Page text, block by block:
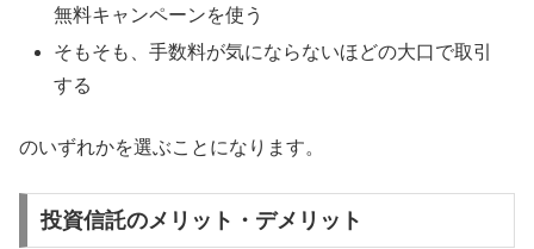
無料キャンペーンを使う
そもそも、手数料が気にならないほどの大口で取引
する
のいずれかを選ぶことになります。
投資信託のメリット・デメリット